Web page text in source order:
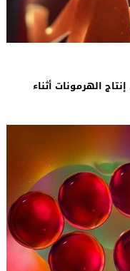
الهرمونات أثناء